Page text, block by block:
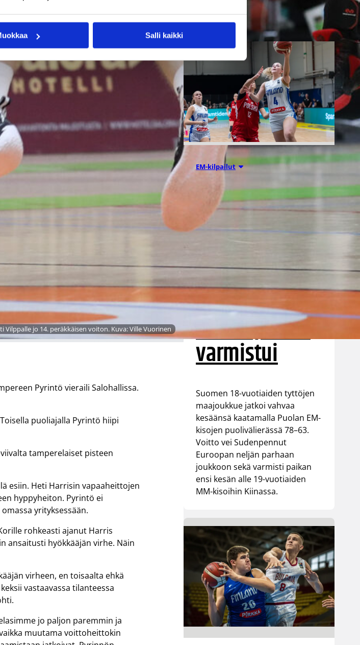
Salli kaikki
Vilppalle jo 14. peräkkäisen voiton. Kuva: Ville Vuorinen
Pyrintö vieraili Salohallissa.
puoliajalla Pyrintö hiipi
tamperelaiset pisteen
esiin. Heti Harrisin vapaaheittojen
hyppyheiton. Pyrintö ei
yrityksessään.
rohkeasti ajanut Harris
ansaitusti hyökkääjän virhe. Näin
virheen, en toisaalta ehkä
vastaavassa tilanteessa
jo paljon paremmin ja
muutama voittoheittokin
EM-kilpailut 06.08.2026 21:24
Suomen 18-
vuotiaat tytöt
taistelivat
Puolan nurin
– EM-
välieräpaikka
varmistui
Suomen 18-vuotiaiden tyttöjen
maajoukkue jatkoi vahvaa
kesäänsä kaatamalla Puolan EM-
kisojen puolivälierässä 78–63.
Voitto vei Sudenpennut
Euroopan neljän parhaan
joukkoon sekä varmisti paikan
ensi kesän alle 19-vuotiaiden
MM-kisoihin Kiinassa.